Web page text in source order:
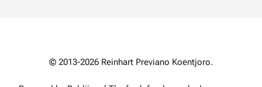
© 2013-2026 Reinhart Previano Koentjoro.